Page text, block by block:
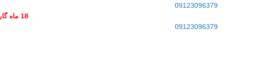
09123096379
18 ماه گارانتی برای تمامی محصولات و و 10 سال خدمات پس از فروش
09123096379